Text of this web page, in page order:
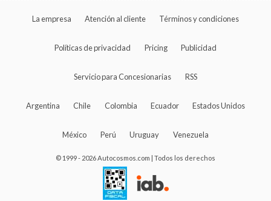
La empresa Atención al cliente Términos y condiciones
Políticas de privacidad Pricing Publicidad
Servicio para Concesionarias RSS
Argentina Chile Colombia Ecuador Estados Unidos
México Perú Uruguay Venezuela
© 1999 - 2026 Autocosmos.com | Todos los derechos